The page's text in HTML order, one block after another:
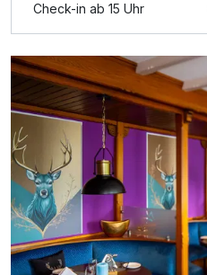
Für 3 Tage
Check-in ab 15 Uhr